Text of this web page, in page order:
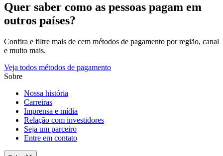
Quer saber como as pessoas pagam em
outros países?
Confira e filtre mais de cem métodos de pagamento por região, canal
e muito mais.
Veja todos métodos de pagamento
Sobre
Nossa história
Carreiras
Imprensa e mídia
Relação com investidores
Seja um parceiro
Entre em contato